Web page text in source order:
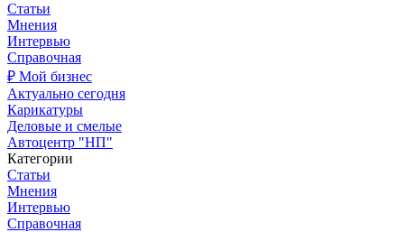
Статьи
Мнения
Интервью
Справочная
₽ Мой бизнес
Актуально сегодня
Карикатуры
Деловые и смелые
Автоцентр "НП"
Категории
Статьи
Мнения
Интервью
Справочная